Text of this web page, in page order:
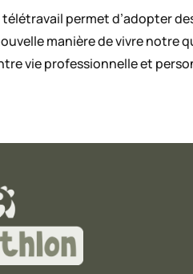
permet d’adopter
manière de vivre notre
vie professionnelle et